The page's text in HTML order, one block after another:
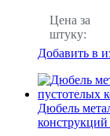
Цена за
штуку:
Добавить в
Дюбель
конструкций